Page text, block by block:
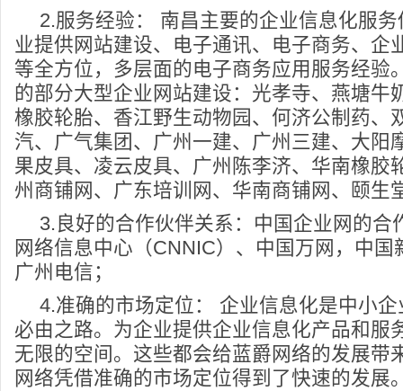
2.服务经验： 南昌主要的企业信息化服
业提供网站建设、电子通讯、电子商务、企
等全方位，多层面的电子商务应用服务经验
的部分大型企业网站建设：光孝寺、燕塘牛
橡胶轮胎、香江野生动物园、何济公制药、
汽、广气集团、广州一建、广州三建、大阳
果皮具、凌云皮具、广州陈李济、华南橡胶
州商铺网、广东培训网、华南商铺网、颐生
3.良好的合作伙伴关系：中国企业网的合
网络信息中心（CNNIC）、中国万网，中国
广州电信；
4.准确的市场定位： 企业信息化是中小
必由之路。为企业提供企业信息化产品和服
无限的空间。这些都会给蓝爵网络的发展带
网络凭借准确的市场定位得到了快速的发展